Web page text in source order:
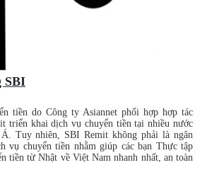
SBI
tiền do Công ty Asiannet phối hợp hợp tác
triển khai dịch vụ chuyển tiền tại nhiều nước
Tuy nhiên, SBI Remit không phải là ngân
vụ chuyển tiền nhằm giúp các bạn Thực tập
tiền từ Nhật về Việt Nam nhanh nhất, an toàn